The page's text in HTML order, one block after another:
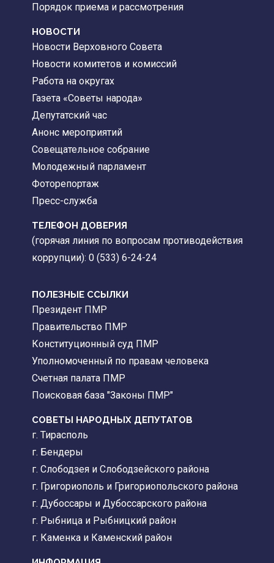
Порядок приема и рассмотрения
НОВОСТИ
Новости Верховного Совета
Новости комитетов и комиссий
Работа на округах
Газета «Советы народа»
Депутатский час
Анонс мероприятий
Совещательное собрание
Молодежный парламент
Фоторепортаж
Пресс-служба
ТЕЛЕФОН ДОВЕРИЯ
(горячая линия по вопросам противодействия
коррупции): 0 (533) 6-24-24
ПОЛЕЗНЫЕ ССЫЛКИ
Президент ПМР
Правительство ПМР
Конституционный суд ПМР
Уполномоченный по правам человека
Счетная палата ПМР
Поисковая база "Законы ПМР"
СОВЕТЫ НАРОДНЫХ ДЕПУТАТОВ
г. Тирасполь
г. Бендеры
г. Слободзея и Слободзейского района
г. Григориополь и Григориопольского района
г. Дубоссары и Дубоссарского района
г. Рыбница и Рыбницкий район
г. Каменка и Каменский район